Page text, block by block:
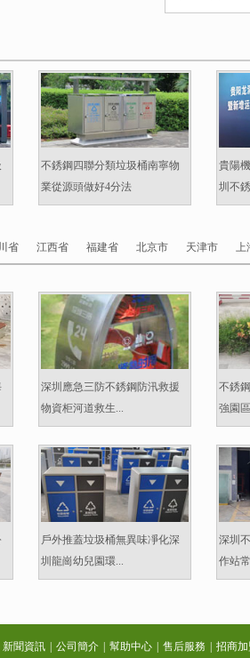
不銹鋼四聯分類垃圾桶南寧物
業從源頭做好4分法
貴陽
圳不
省 江西省 福建省 北京市 天津市 上
深圳應急三防不銹鋼防汛救援
物資柜河道救生...
不銹
強園
戶外推蓋垃圾桶無異味凈化深
圳龍崗幼兒園環...
深圳
作站
新聞資訊 公司簡介 幫助中心 售后服務 招商加